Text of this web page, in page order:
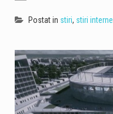
Postat in stiri, stiri interne